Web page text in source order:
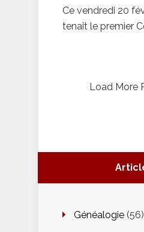
Ce vendredi 20
tenait le premier
Load More
Généalogie (56)